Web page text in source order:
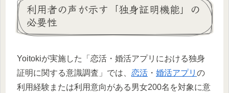
利用者の声が示す「独身証明機能」の
必要性
Yoitokiが実施した「恋活・婚活アプリにおける独身
証明に関する意識調査」では、 恋活 ・ 婚活アプリ の
利用経験または利用意向がある男女200名を対象に意